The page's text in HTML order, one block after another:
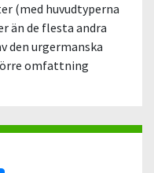
(med huvudtyperna
än de flesta andra
den urgermanska
omfattning